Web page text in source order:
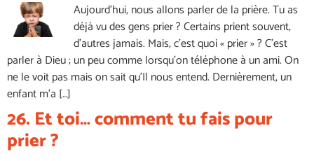
Aujourd’hui, nous allons parler de la prière. Tu as
déjà vu des gens prier ? Certains prient souvent,
d’autres jamais. Mais, c’est quoi « prier » ? C’est
parler à Dieu ; un peu comme lorsqu’on téléphone à un ami. On
ne le voit pas mais on sait qu’Il nous entend. Dernièrement, un
enfant m’a […]
26. Et toi… comment tu fais pour
prier ?